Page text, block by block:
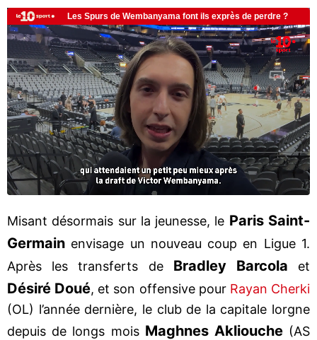
Misant désormais sur la jeunesse, le Paris Saint-
Germain envisage un nouveau coup en Ligue 1.
Après les transferts de Bradley Barcola et
Désiré Doué, et son offensive pour Rayan Cherki
(OL) l’année dernière, le club de la capitale lorgne
depuis de longs mois Maghnes Akliouche(AS